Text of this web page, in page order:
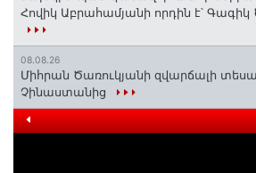
Հովիկ Աբրահամյանի որդին է՝
08.08.26
Միհրան Ծառուկյանի զվարճալի
Չինաստանից